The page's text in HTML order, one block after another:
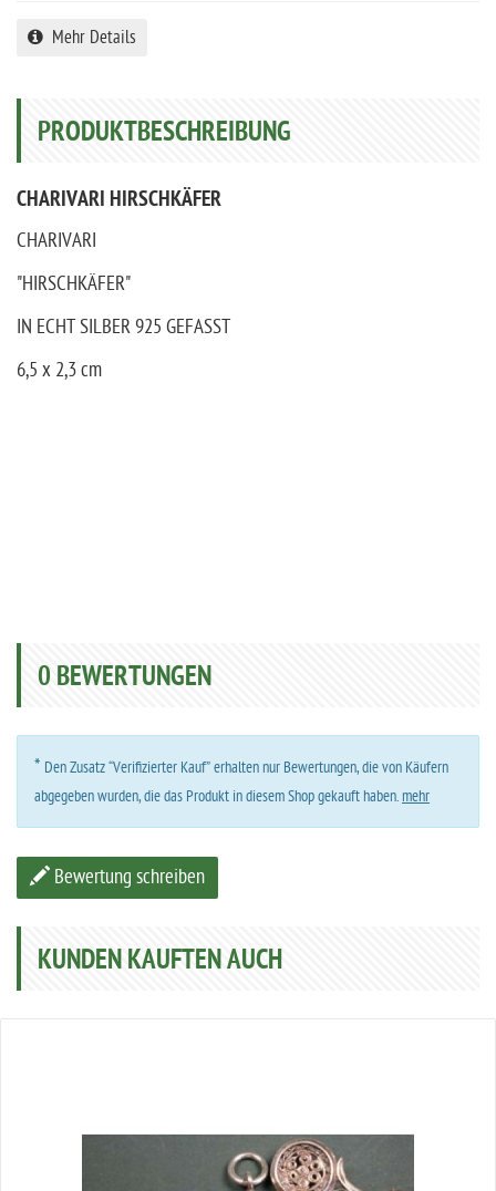
Mehr Details
PRODUKTBESCHREIBUNG
CHARIVARI HIRSCHKÄFER
CHARIVARI
"HIRSCHKÄFER"
IN ECHT SILBER 925 GEFASST
6,5 x 2,3 cm
0 BEWERTUNGEN
* Den Zusatz “Verifizierter Kauf” erhalten nur Bewertungen, die von Käufern
abgegeben wurden, die das Produkt in diesem Shop gekauft haben.mehr
Bewertung schreiben
KUNDEN KAUFTEN AUCH